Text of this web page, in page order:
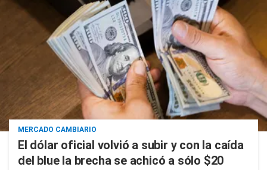
MERCADO CAMBIARIO
El dólar oficial volvió a subir y con la caída
del blue la brecha se achicó a sólo $20